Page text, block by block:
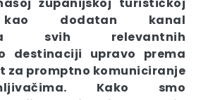
županijskoj turističkoj
kao dodatan kanal
svih relevantnih
destinaciji upravo prema
za promptno komuniciranje
Kako smo